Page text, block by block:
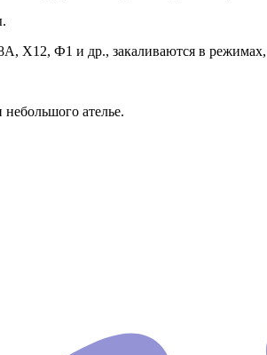
Х12, Ф1 и др., закаливаются в режимах,
ателье.